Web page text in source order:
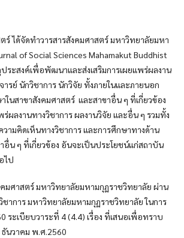
จัดทำวารสารสังคมศาสตร์ มหาวิทยาลัยมหา
of Social Sciences Mahamakut Buddhist
ระสงค์เพื่อพัฒนาและส่งเสริมการเผยแพร่ผลงาน
ารย์ นักวิชาการ นักวิจัย ทั้งภายในและภายนอก
นสาขาสังคมศาสตร์ และสาขาอื่น ๆ ที่เกี่ยวข้อง
ผลงานทางวิชาการ ผลงานวิจัย และอื่น ๆ รวมทั้ง
วามคิดเห็นทางวิชาการ และการศึกษาทางด้าน
อื่น ๆ ที่เกี่ยวข้อง อันจะเป็นประโยชน์แก่สถาบัน
ไป
าสตร์ มหาวิทยาลัยมหามกุฏราชวิทยาลัย ผ่าน
าการ มหาวิทยาลัยมหามกุฏราชวิทยาลัย ในการ
ระเบียบวาระที่ 4 (4.4) เรื่อง ที่เสนอเพื่อทราบ
นวาคม พ.ศ.2560